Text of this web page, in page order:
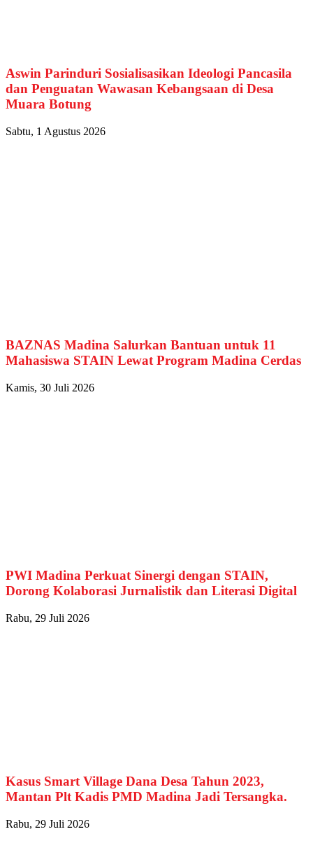
Aswin Parinduri Sosialisasikan Ideologi Pancasila
dan Penguatan Wawasan Kebangsaan di Desa
Muara Botung
Sabtu, 1 Agustus 2026
BAZNAS Madina Salurkan Bantuan untuk 11
Mahasiswa STAIN Lewat Program Madina Cerdas
Kamis, 30 Juli 2026
PWI Madina Perkuat Sinergi dengan STAIN,
Dorong Kolaborasi Jurnalistik dan Literasi Digital
Rabu, 29 Juli 2026
Kasus Smart Village Dana Desa Tahun 2023,
Mantan Plt Kadis PMD Madina Jadi Tersangka.
Rabu, 29 Juli 2026